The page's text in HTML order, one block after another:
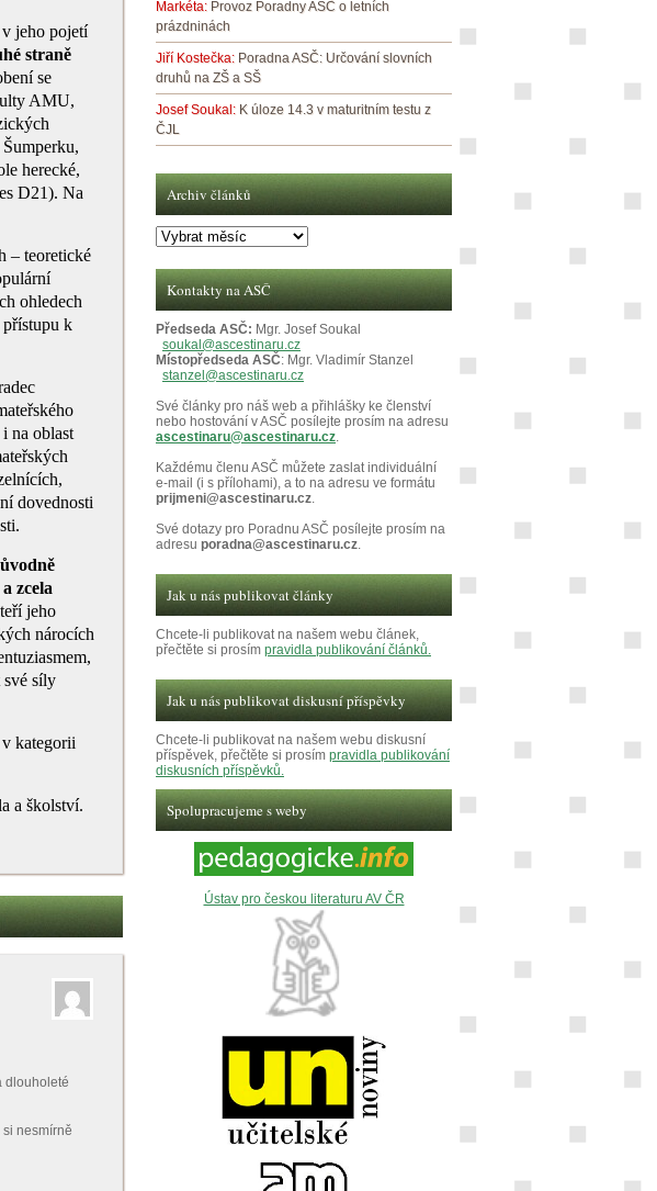
jeho pojetí
straně
se
AMU,
herecké,
D21). Na
– teoretické
ohledech
k
na oblast
dovednosti
zcela
jeho
nárocích
své síly
kategorii
a školství.
dlouholeté
nesmírně
Markéta: Provoz Poradny ASČ o letních
prázdninách
Jiří Kostečka: Poradna ASČ: Určování slovních
druhů na ZŠ a SŠ
Josef Soukal: K úloze 14.3 v maturitním testu z
ČJL
Archiv článků
Archiv
článků
Kontakty na ASČ
Předseda ASČ: Mgr. Josef Soukal
soukal@ascestinaru.cz
Místopředseda ASČ: Mgr. Vladimír Stanzel
stanzel@ascestinaru.cz
Své články pro náš web a přihlášky ke členství
nebo hostování v ASČ posílejte prosím na adresu
ascestinaru@ascestinaru.cz.
Každému členu ASČ můžete zaslat individuální
e-mail (i s přílohami), a to na adresu ve formátu
prijmeni@ascestinaru.cz.
Své dotazy pro Poradnu ASČ posílejte prosím na
adresu poradna@ascestinaru.cz.
Jak u nás publikovat články
Chcete-li publikovat na našem webu článek,
přečtěte si prosím pravidla publikování článků.
Jak u nás publikovat diskusní příspěvky
Chcete-li publikovat na našem webu diskusní
příspěvek, přečtěte si prosím pravidla publikování
diskusních příspěvků.
Spolupracujeme s weby
Ústav pro českou literaturu AV ČR